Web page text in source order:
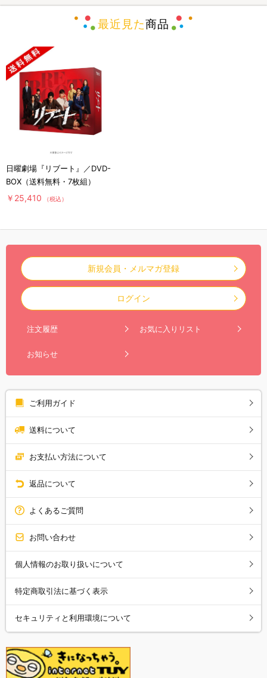
最近見た商品
日曜劇場『リブート』／DVD-
BOX（送料無料・7枚組）
￥25,410 （税込）
新規会員・メルマガ登録
ログイン
注文履歴 お気に入りリスト
お知らせ
ご利用ガイド
送料について
お支払い方法について
返品について
よくあるご質問
お問い合わせ
個人情報のお取り扱いについて
特定商取引法に基づく表示
セキュリティと利用環境について